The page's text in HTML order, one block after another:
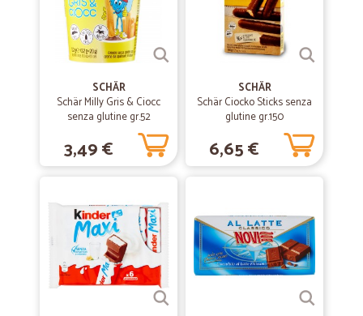
SCHÄR
Schär Milly Gris & Ciocc
senza glutine gr.52
3,49 €
SCHÄR
Schär Ciocko Sticks senza
glutine gr.150
6,65 €